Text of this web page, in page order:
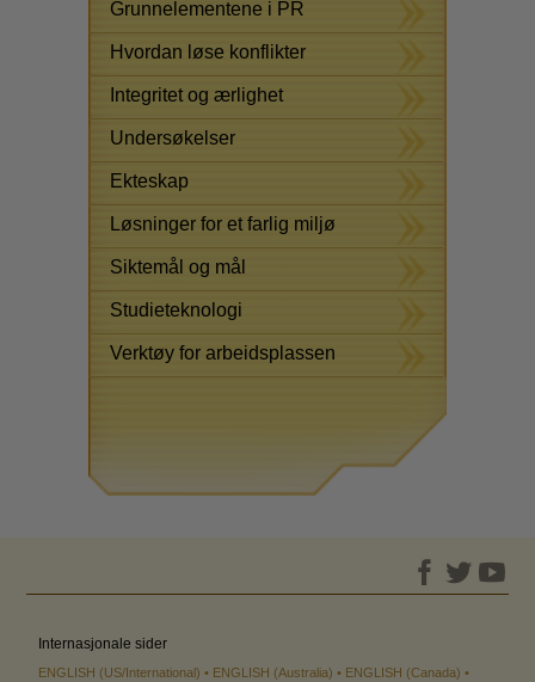
Grunnelementene i PR
Hvordan løse konflikter
Integritet og ærlighet
Undersøkelser
Ekteskap
Løsninger for et farlig miljø
Siktemål og mål
Studieteknologi
Verktøy for arbeidsplassen
Internasjonale sider
ENGLISH (US/International) ENGLISH (Australia) ENGLISH (Canada)